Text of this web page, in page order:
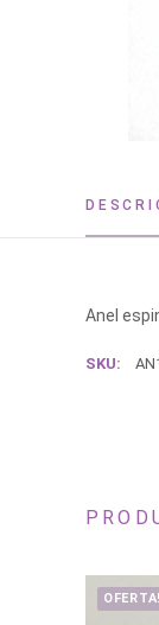
Anel
SKU:
OFERTA!